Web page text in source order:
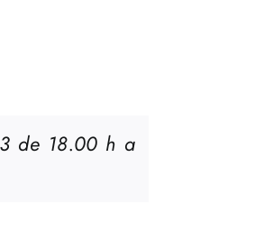
de 18.00 h a